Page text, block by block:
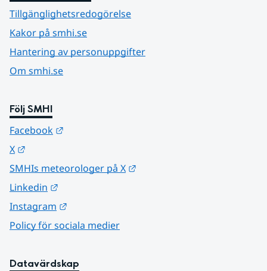
Tillgänglighetsredogörelse
Kakor på smhi.se
Hantering av personuppgifter
Om smhi.se
Följ SMHI
Facebook
X
SMHIs meteorologer på X
Linkedin
Instagram
Policy för sociala medier
Datavärdskap